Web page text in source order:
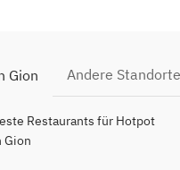
Gion Andere
Restaurants für Hotpot
Gion